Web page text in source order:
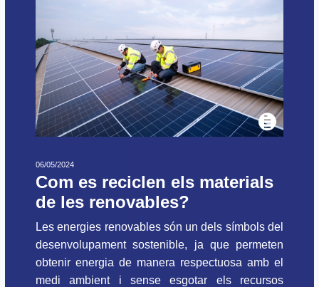
06/05/2024
Com es reciclen els materials
de les renovables?
Les energies renovables són un dels símbols del
desenvolupament sostenible, ja que permeten
obtenir energia de manera respectuosa amb el
medi ambient i sense esgotar els recursos